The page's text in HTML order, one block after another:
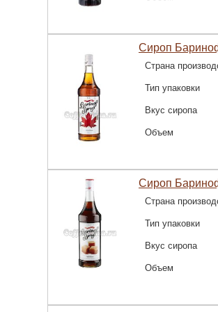
Сироп
Страна
Тип упаковки
Вкус сиропа
Объем
Сироп
Страна
Тип упаковки
Вкус сиропа
Объем